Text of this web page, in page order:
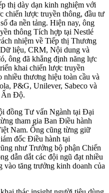
thị dày dạn kinh nghiệm với
chiến lược truyền thông, đầu tư
đa nền tảng. Hiện nay, ông
thông Tích hợp tại Nestlé
nhiệm về Tiếp thị Thương
liệu, CRM, Nội dung và
ông đã khẳng định năng lực
khai chiến lược truyền
thương hiệu toàn cầu và
P&G, Unilever, Sabeco và
Ấn Độ.
đồng Tư vấn Ngành tại Đại
tham gia Ban Điều hành
Nam. Ông cũng từng giữ
đốc Điều hành tại
như Trưởng bộ phận Chiến
dẫn dắt các đội ngũ đạt nhiều
vào tăng trưởng kinh doanh của